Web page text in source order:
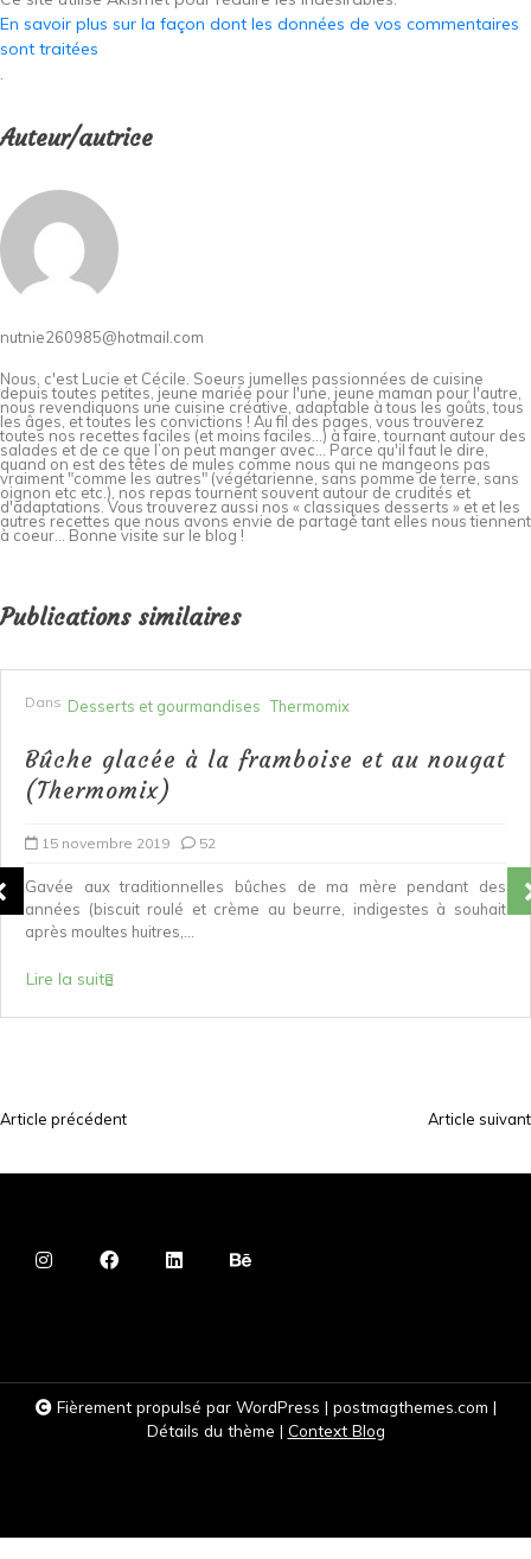
En savoir plus sur la façon dont les données de vos commentaires
sont traitées
.
Auteur/autrice
nutnie260985@hotmail.com
Nous, c'est Lucie et Cécile. Soeurs jumelles passionnées de cuisine
depuis toutes petites, jeune mariée pour l'une, jeune maman pour l'autre,
nous revendiquons une cuisine créative, adaptable à tous les goûts, tous
les âges, et toutes les convictions ! Au fil des pages, vous trouverez
toutes nos recettes faciles (et moins faciles…) à faire, tournant autour des
salades et de ce que l’on peut manger avec… Parce qu'il faut le dire,
quand on est des têtes de mules comme nous qui ne mangeons pas
vraiment "comme les autres" (végétarienne, sans pomme de terre, sans
oignon etc etc.), nos repas tournent souvent autour de crudités et
d'adaptations. Vous trouverez aussi nos « classiques desserts » et et les
autres recettes que nous avons envie de partagé tant elles nous tiennent
à coeur... Bonne visite sur le blog !
Publications similaires
Dans Desserts et gourmandises Thermomix
Bûche glacée à la framboise et au nougat
(Thermomix)
15 novembre 2019 52
Gavée aux traditionnelles bûches de ma mère pendant des
années (biscuit roulé et crème au beurre, indigestes à souhait
après moultes huitres,...
Lire la suite
N
i
e
Article précédent Article suivant
Fièrement propulsé par WordPress | postmagthemes.com |
Détails du thème | Context Blog